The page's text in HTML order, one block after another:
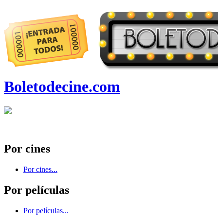
Boletodecine.com
Por cines
Por cines...
Por películas
Por películas...